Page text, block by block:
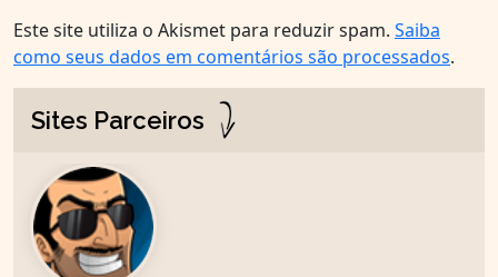
Este site utiliza o Akismet para reduzir spam. Saiba
como seus dados em comentários são processados.
Sites Parceiros